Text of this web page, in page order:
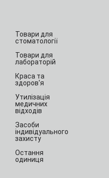
Товари для
стоматології
Товари для
лабораторій
Краса та
здоров'я
Утилізація
медичних
відходів
Засоби
індивідуального
захисту
Остання
одиниця